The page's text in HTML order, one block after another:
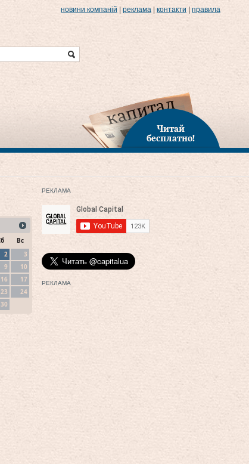
новини компаній реклама контакти правила
Читай
бесплатно!
Вс
2
3
9
10
16
17
23
24
30
РЕКЛАМА
РЕКЛАМА